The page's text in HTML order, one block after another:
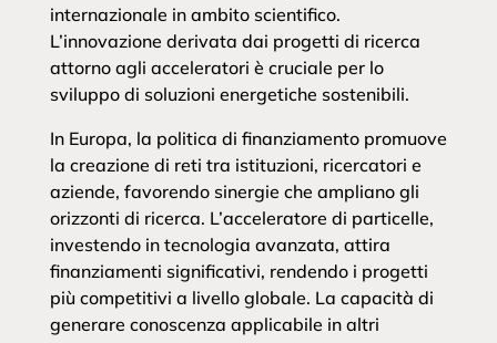
internazionale in ambito scientifico.
L’innovazione derivata dai progetti di ricerca
attorno agli acceleratori è cruciale per lo
sviluppo di soluzioni energetiche sostenibili.
In Europa, la politica di finanziamento promuove
la creazione di reti tra istituzioni, ricercatori e
aziende, favorendo sinergie che ampliano gli
orizzonti di ricerca. L’acceleratore di particelle,
investendo in tecnologia avanzata, attira
finanziamenti significativi, rendendo i progetti
più competitivi a livello globale. La capacità di
generare conoscenza applicabile in altri